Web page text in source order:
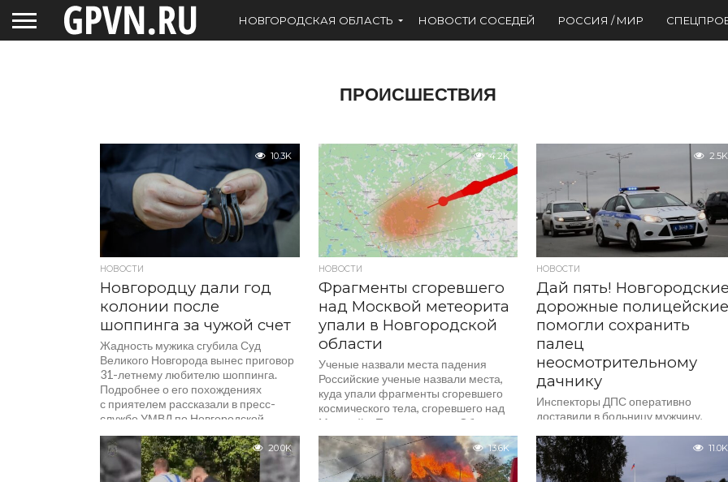
НОВГОРОДСКАЯ ОБЛАСТЬ НОВОСТИ СОСЕДЕЙ РОССИЯ / МИР
ПРОИСШЕСТВИЯ
10.3K
НОВОСТИ
Новгородцу дали год
колонии после
шоппинга за чужой счет
Жадность мужика сгубила Суд
Великого Новгорода вынес приговор
31-летнему любителю шоппинга.
Подробнее о его похождениях
с приятелем рассказали в пресс-
службе УМВД по Новгородской
области. Инцидент произошел...
4.2K
НОВОСТИ
Фрагменты сгоревшего
над Москвой метеорита
упали в Новгородской
области
Ученые назвали места падения
Российские ученые назвали места,
куда упали фрагменты сгоревшего
космического тела, сгоревшего над
Москвой и Подмосковьем. Об этом
сообщает лаборатория солнечной...
2.5K
НОВОСТИ
Дай пять!
дорожные
помогли сохранить
палец
неосмотрительному
дачнику
Инспекторы ДПС оперативно
доставили в больницу мужчину,
секатором Несчастный случай
произошел к городе Боровичи. На
автотрассе машина...
20.0K 13.6K 11.0K